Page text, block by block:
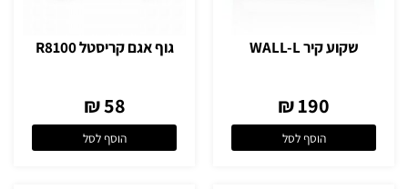
שקוע קיר WALL-L
190 ₪
הוסף לסל
גוף אגם קריסטל R8100
58 ₪
הוסף לסל